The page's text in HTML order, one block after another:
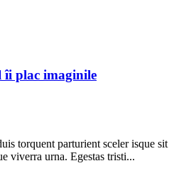
îi plac imaginile
torquent parturient sceler isque sit
viverra urna. Egestas tristi...